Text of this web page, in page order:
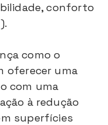
conforto
como o
oferecer uma
com uma
à redução
superfícies